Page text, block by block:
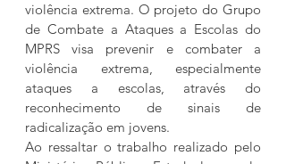
violência extrema. O projeto do Grupo
de Combate a Ataques a Escolas do
MPRS visa prevenir e combater a
violência extrema, especialmente
ataques a escolas, através do
reconhecimento de sinais de
radicalização em jovens.
Ao ressaltar o trabalho realizado pelo